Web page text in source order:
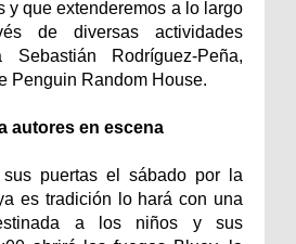
y que extenderemos a lo largo
de diversas actividades
Sebastián Rodríguez-Peña,
Penguin Random House.
autores en escena
puertas el sábado por la
es tradición lo hará con una
a los niños y sus